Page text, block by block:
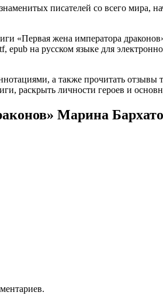
писателей со всего мира,
«Первая жена императора
epub на русском языке для
а также прочитать
раскрыть личности героев и
Марина